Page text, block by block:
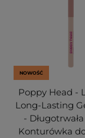
NOWOŚĆ
Poppy Head -
Long-Lasting
-
Konturówka